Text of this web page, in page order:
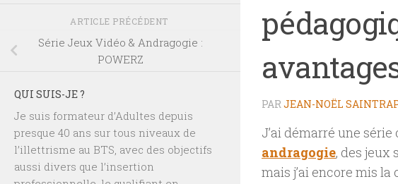
PARJEAN-NOËL
J’ai démarré une série
andragogie, des jeux
mais j’ai encore mis
ARTICLE PRÉCÉDENT
Série Jeux Vidéo & Andragogie :
POWERZ
QUI SUIS-JE ?
Je suis formateur d’Adultes depuis
presque 40 ans sur tous niveaux de
l’illettrisme au BTS, avec des objectifs
aussi divers que l’insertion